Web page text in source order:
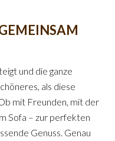
und die ganze
als diese
mit Freunden, mit der
Sofa – zur perfekten
Genuss. Genau